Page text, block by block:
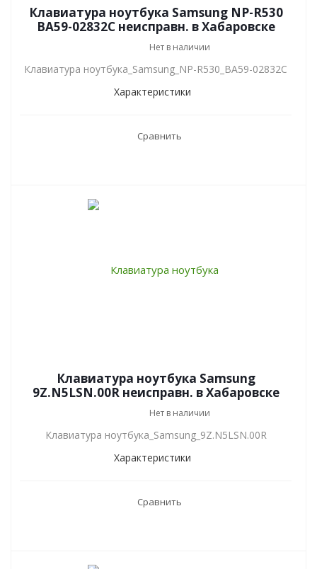
Клавиатура ноутбука Samsung NP-R530
BA59-02832C неисправн. в Хабаровске
Нет в наличии
Клавиатура ноутбука_Samsung_NP-R530_BA59-02832C
Характеристики
Сравнить
Клавиатура ноутбука Samsung
9Z.N5LSN.00R неисправн. в Хабаровске
Нет в наличии
Клавиатура ноутбука_Samsung_9Z.N5LSN.00R
Характеристики
Сравнить